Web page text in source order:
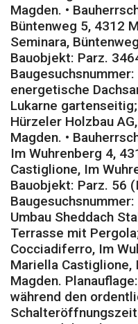
Magden. •
Büntenweg 5, 4312
Seminara,
Bauobjekt: Parz.
energetische
Lukarne
Hürzeler Holzbau
Magden. •
Im Wuhrenberg 4,
Castiglione, Im
Bauobjekt: Parz. 56
Umbau Sheddach
Terrasse mit
Cocciadiferro, Im
Mariella Castiglione,
Magden.
während den